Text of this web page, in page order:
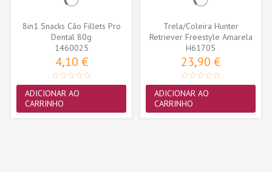
8in1 Snacks Cão Fillets Pro
Dental 80g
1460025
4,10 €
ADICIONAR AO
CARRINHO
Trela/Coleira Hunter
Retriever Freestyle Amarela
Neon (10...
H61705
23,90 €
ADICIONAR AO
CARRINHO